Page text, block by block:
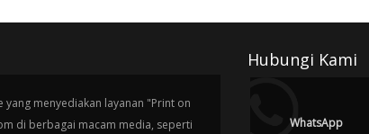
menyediakan layanan "Print on
di berbagai macam media, seperti
Hubungi Kami
WhatsApp